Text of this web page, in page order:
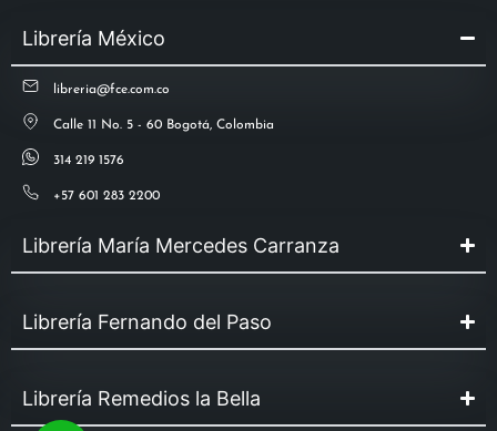
Librería México
libreria@fce.com.co
Calle 11 No. 5 - 60 Bogotá, Colombia
314 219 1576
+57 601 283 2200
Librería María Mercedes Carranza
Librería Fernando del Paso
Librería Remedios la Bella